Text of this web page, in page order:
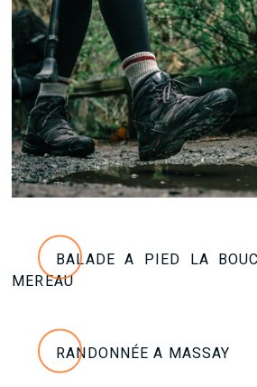
BALADE A PIED LA
MEREAU
RANDONNÉE A MASSAY